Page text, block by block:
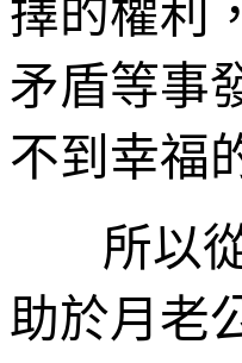
擇的權利
矛盾等事
不到幸福
所以
助於月老